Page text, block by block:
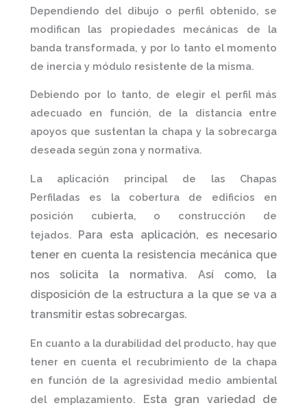
Dependiendo del dibujo o perfil obtenido, se
modifican las propiedades mecánicas de la
banda transformada, y por lo tanto el momento
de inercia y módulo resistente de la misma.
Debiendo por lo tanto, de elegir el perfil más
adecuado en función, de la distancia entre
apoyos que sustentan la chapa y la sobrecarga
deseada según zona y normativa.
La aplicación principal de las Chapas
Perfiladas es la cobertura de edificios en
posición cubierta, o construcción de
tejados. Para esta aplicación, es necesario
tener en cuenta la resistencia mecánica que
nos solicita la normativa. Así como, la
disposición de la estructura a la que se va a
transmitir estas sobrecargas.
En cuanto a la durabilidad del producto, hay que
tener en cuenta el recubrimiento de la chapa
en función de la agresividad medio ambiental
del emplazamiento.
Esta gran variedad de